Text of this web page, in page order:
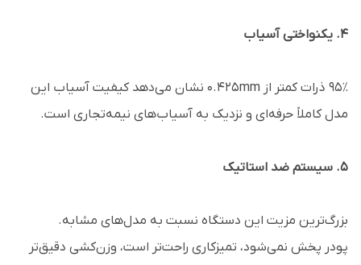
4. یکنواختی آسیاب
۹۵٪ ذرات کمتر از 0.425mm نشان می‌دهد کیفیت آسیاب این
مدل کاملاً حرفه‌ای و نزدیک به آسیاب‌های نیمه‌تجاری است.
5. سیستم ضد استاتیک
بزرگ‌ترین مزیت این دستگاه نسبت به مدل‌های مشابه.
پودر پخش نمی‌شود، تمیزکاری راحت‌تر است، وزن‌کشی دقیق‌تر